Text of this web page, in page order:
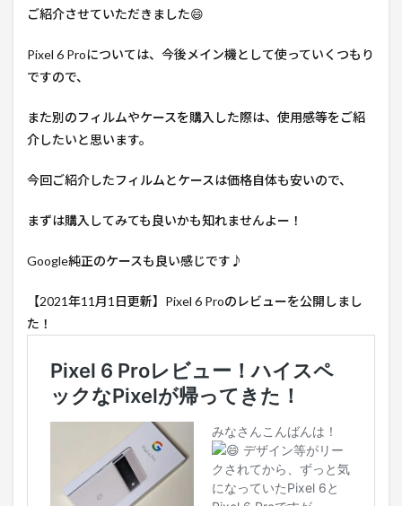
ご紹介させていただきました😄
Pixel 6 Proについては、今後メイン機として使っていくつもり
ですので、
また別のフィルムやケースを購入した際は、使用感等をご紹
介したいと思います。
今回ご紹介したフィルムとケースは価格自体も安いので、
まずは購入してみても良いかも知れませんよー！
Google純正のケースも良い感じです♪
【2021年11月1日更新】Pixel 6 Proのレビューを公開しまし
た！